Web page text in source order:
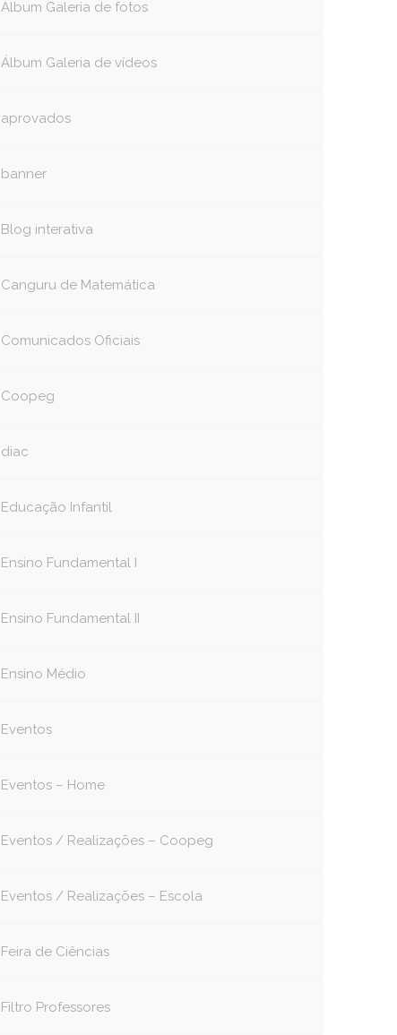
Álbum Galeria de fotos
Álbum Galeria de vídeos
aprovados
banner
Blog interativa
Canguru de Matemática
Comunicados Oficiais
Coopeg
diac
Educação Infantil
Ensino Fundamental I
Ensino Fundamental II
Ensino Médio
Eventos
Eventos – Home
Eventos / Realizações – Coopeg
Eventos / Realizações – Escola
Feira de Ciências
Filtro Professores